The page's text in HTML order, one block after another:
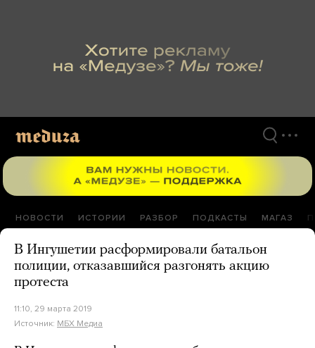
НОВОСТИ ИСТОРИИ РАЗБОР ПОДКАСТЫ МАГАЗ
В Ингушетии расформировали батальон
полиции, отказавшийся разгонять акцию
протеста
11:10, 29 марта 2019
Источник: МБХ Медиа